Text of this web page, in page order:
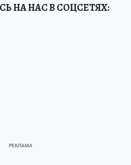
НА НАС В СОЦСЕТЯХ: